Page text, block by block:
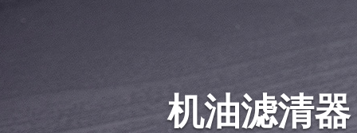
机油滤清器